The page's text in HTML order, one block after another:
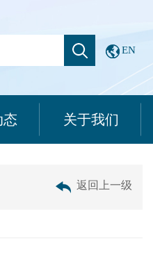
EN
态 关于我们
返回上一级